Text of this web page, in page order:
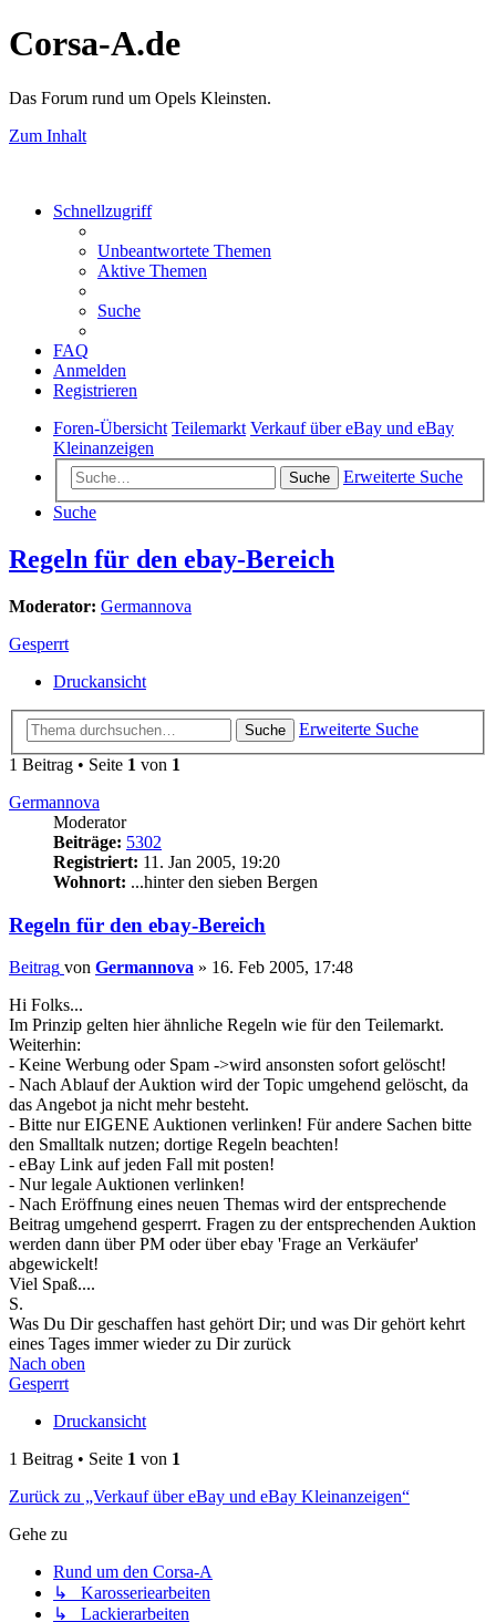
Corsa-A.de
Das Forum rund um Opels Kleinsten.
Zum Inhalt
Schnellzugriff
Unbeantwortete Themen
Aktive Themen
Suche
FAQ
Anmelden
Registrieren
Foren-Übersicht Teilemarkt Verkauf über eBay und eBay
Kleinanzeigen
Suche
Erweiterte Suche
Suche
Regeln für den ebay-Bereich
Moderator: Germannova
Gesperrt
Druckansicht
Suche
Erweiterte Suche
1 Beitrag • Seite 1 von 1
Germannova
Moderator
Beiträge: 5302
Registriert: 11. Jan 2005, 19:20
Wohnort: ...hinter den sieben Bergen
Regeln für den ebay-Bereich
Beitrag von Germannova » 16. Feb 2005, 17:48
Hi Folks...
Im Prinzip gelten hier ähnliche Regeln wie für den Teilemarkt.
Weiterhin:
- Keine Werbung oder Spam ->wird ansonsten sofort gelöscht!
- Nach Ablauf der Auktion wird der Topic umgehend gelöscht, da
das Angebot ja nicht mehr besteht.
- Bitte nur EIGENE Auktionen verlinken! Für andere Sachen bitte
den Smalltalk nutzen; dortige Regeln beachten!
- eBay Link auf jeden Fall mit posten!
- Nur legale Auktionen verlinken!
- Nach Eröffnung eines neuen Themas wird der entsprechende
Beitrag umgehend gesperrt. Fragen zu der entsprechenden Auktion
werden dann über PM oder über ebay 'Frage an Verkäufer'
abgewickelt!
Viel Spaß....
S.
Was Du Dir geschaffen hast gehört Dir; und was Dir gehört kehrt
eines Tages immer wieder zu Dir zurück
Nach oben
Gesperrt
Druckansicht
1 Beitrag • Seite 1 von 1
Zurück zu „Verkauf über eBay und eBay Kleinanzeigen“
Gehe zu
Rund um den Corsa-A
↳ Karosseriearbeiten
↳ Lackierarbeiten